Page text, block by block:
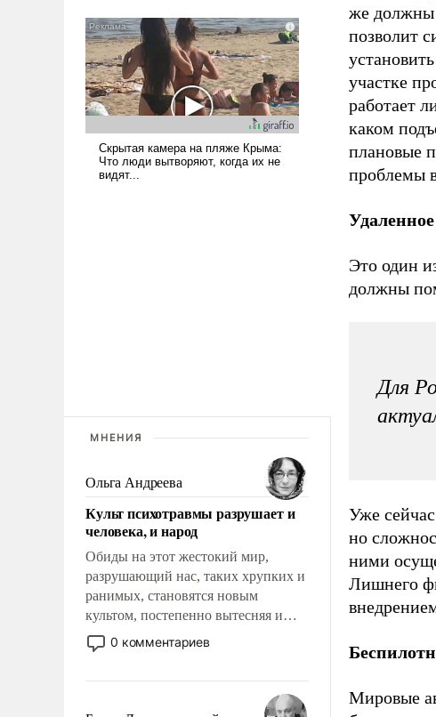
МНЕНИЯ
Ольга Андреева
Культ психотравмы разрушает и
человека, и народ
Обиды на этот жестокий мир,
разрушающий нас, таких хрупких и
ранимых, становятся новым
культом, постепенно вытесняя и
отменяя традиционное требование к
человеку – быть мужественным и
на себя ответственность, помогать
слабым, идти вперед и
0 комментариев
же должны
позволит
участке
работает
каком
плановые
проблемы
Это один
должны
Для
Уже
но
ними
Лишнего
Мировые